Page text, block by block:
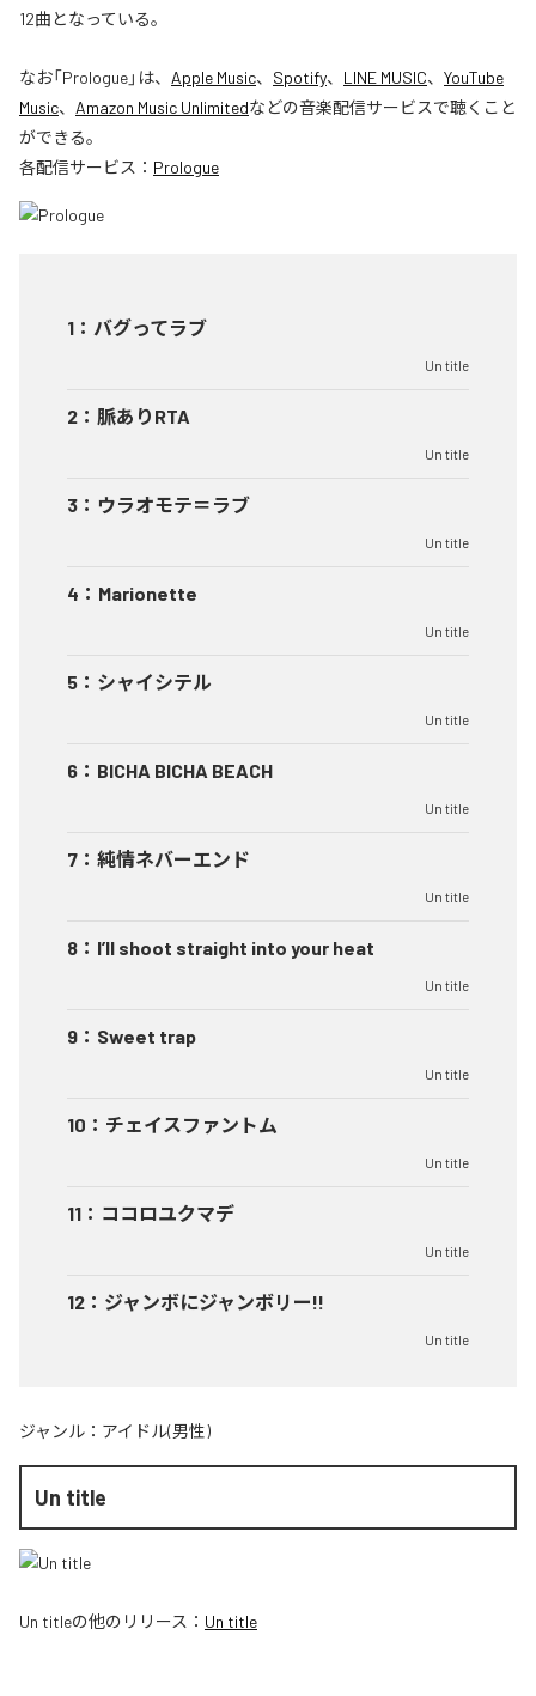
12曲となっている。
なお「Prologue」は、 Apple Music、 Spotify、 LINE MUSIC、 YouTube
Music、 Amazon Music Unlimitedなどの音楽配信サービスで聴くこと
ができる。
各配信サービス： Prologue
1 ： バグってラブ
Un title
2 ： 脈ありRTA
Un title
3 ： ウラオモテ＝ラブ
Un title
4 ： Marionette
Un title
5 ： シャイシテル
Un title
6 ： BICHA BICHA BEACH
Un title
7 ： 純情ネバーエンド
Un title
8 ： I’ll shoot straight into your heat
Un title
9 ： Sweet trap
Un title
10 ： チェイスファントム
Un title
11 ： ココロユクマデ
Un title
12 ： ジャンボにジャンボリー!!
Un title
ジャンル： アイドル(男性)
Un title
Un titleの他のリリース： Un title